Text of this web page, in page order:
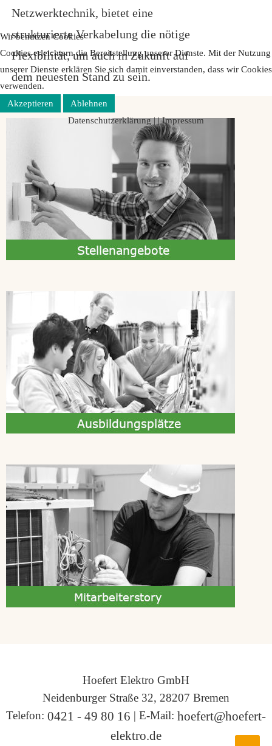
Netzwerktechnik, bietet eine
strukturierte Verkabelung die nötige
Flexibilität, um auch in Zukunft auf
dem neuesten Stand zu sein.
Hoefert Elektro GmbH
Neidenburger Straße 32, 28207 Bremen
Telefon: 0421 - 49 80 16 | E-Mail: hoefert@hoefert-
elektro.de
Wir benutzen Cookies
Cookies erleichtern die Bereitstellung unserer Dienste. Mit der Nutzung
unserer Dienste erklären Sie sich damit einverstanden, dass wir Cookies
verwenden.
Akzeptieren
Ablehnen
Datenschutzerklärung ||Impressum